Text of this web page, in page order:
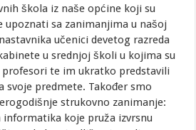
škola iz naše općine koji su
upoznati sa zanimanjima u našoj
učenici devetog razreda
u srednjoj školi u kojima su
te im ukratko predstavili
svoje predmete. Također smo
strukovno zanimanje:
koje pruža izvrsnu